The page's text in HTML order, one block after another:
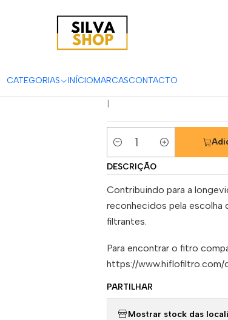
CATEGORIAS INÍCIOMARCASCONTACTO
SZR660
Quantidade
DESCRIÇÃO
Contribuindo para a
reconhecidos pela
filtrantes.
Para encontrar o fitro
https://www.hiflofiltro.com/
PARTILHAR
Mostrar stock das